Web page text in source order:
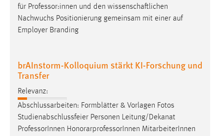
für Professor:innen und den wissenschaftlichen
Nachwuchs Positionierung gemeinsam mit einer auf
Employer Branding
brAInstorm-Kolloquium stärkt KI-Forschung und
Transfer
Relevanz:
Abschlussarbeiten: Formblätter & Vorlagen Fotos
Studienabschlussfeier Personen Leitung/Dekanat
Professor Innen HonorarprofessorInnen MitarbeiterInnen